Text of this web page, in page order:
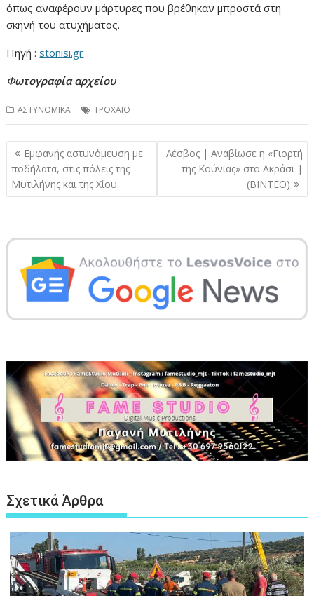
όπως αναφέρουν μάρτυρες που βρέθηκαν μπροστά στη
σκηνή του ατυχήματος.
Πηγή :stonisi.gr
Φωτογραφία αρχείου
ΑΣΤΥΝΟΜΙΚΑ ΤΡΟΧΑΙΟ
Πλοήγηση
άρθρων
Εμφανής αστυνόμευση με
ποδήλατα, στις πόλεις της
Μυτιλήνης και της Χίου
Λέσβος | Αναβίωσε η «Γιορτή
της Κούνιας» στο Ακράσι |
(ΒΙΝΤΕΟ)
Σχετικά Άρθρα